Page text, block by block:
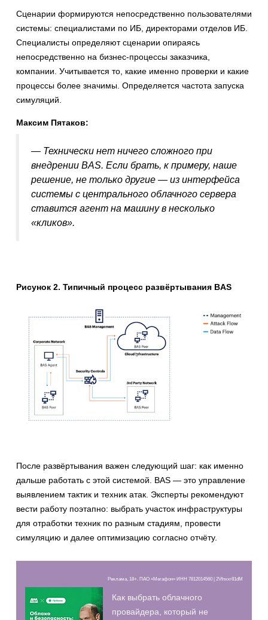
Сценарии формируются непосредственно пользователями
системы: специалистами по ИБ, директорами отделов ИБ.
Специалисты определяют сценарии опираясь
непосредственно на бизнес-процессы заказчика,
компании. Учитывается то, какие именно проверки и какие
процессы более значимы. Определяется частота запуска
симуляций.
Максим Пятаков:
— Технически нет ничего сложного при
внедрении BAS. Если брать, к примеру, наше
решение, не только другие — из интерфейса
системы с центрального облачного сервера
ставится агент на машину в несколько
«кликов».
Рисунок 2. Типичный процесс развёртывания BAS
После развёртывания важен следующий шаг: как именно
дальше работать с этой системой. BAS — это управление
выявлением тактик и техник атак. Эксперты рекомендуют
вести работу поэтапно: выбрать участок инфраструктуры
для отработки техник по разным стадиям, провести
симуляцию и далее оптимизацию согласно отчёту.
Реклама, 18+. ПАО «Мегафон» ИНН 7812014560 | 2Vfnxxr81dM
Как выбрать облачного
провайдера, который не